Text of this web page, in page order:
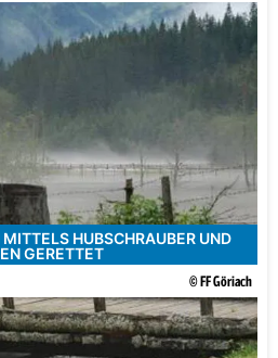
HUBSCHRAUBER UND
GERETTET
© FF Göriach